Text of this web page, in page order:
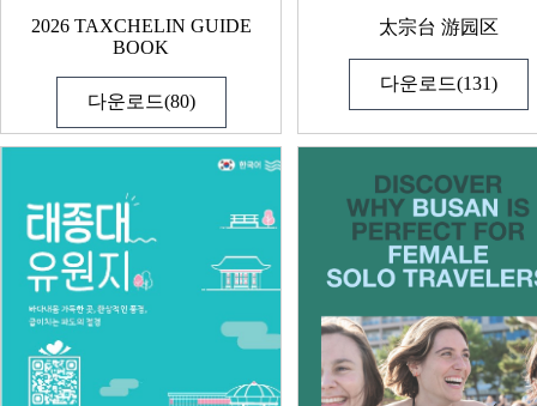
2026 TAXCHELIN GUIDE
BOOK
다운로드(80)
太宗台 游园区
다운로드(131)